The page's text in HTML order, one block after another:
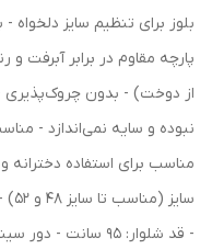
بلوز برای تنظیم سایز
پارچه مقاوم در برابر
از دوخت) - بدون چروک‌پذیری
نبوده و سایه نمی‌اندازد -
مناسب برای استفاده